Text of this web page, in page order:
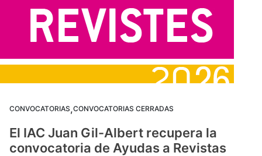
CONVOCATORIAS,CONVOCATORIAS CERRADAS
El IAC Juan Gil-Albert recupera la
convocatoria de Ayudas a Revistas